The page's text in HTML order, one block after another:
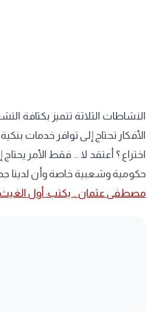
النشاطات الثلاثة تتميز بكثافة
الأفكار تحتاج إلى توافر خدمات
اختراع ؟ أعتقد لا ... فقط الأمر
حكومية وشعبية خاصة وأن لدينا
مصطفى عثمان .. يكتب: أول الغيث ..